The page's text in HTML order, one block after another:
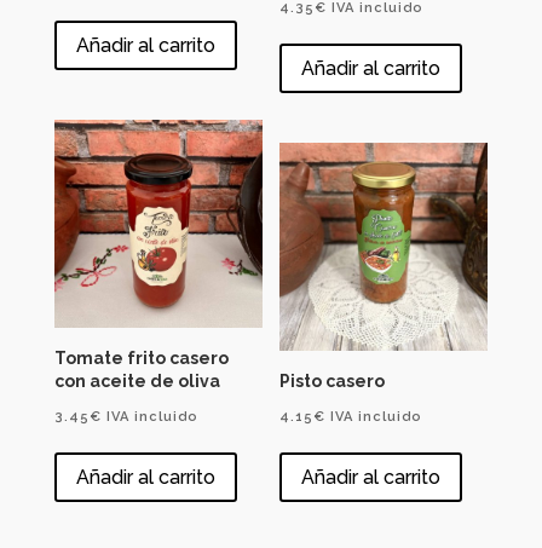
Añadir al carrito
4.35 € IVA incluido
Añadir al carrito
Tomate frito casero
con aceite de oliva
3.45 € IVA incluido
Añadir al carrito
Pisto casero
4.15 € IVA incluido
Añadir al carrito